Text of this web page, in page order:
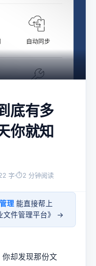
底有多
你就知
字 ⏱2 分钟阅读
理 能直接帮上
文件管理平台》 →
却发现那份文